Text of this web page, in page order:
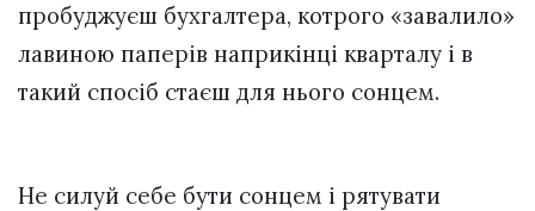
пробуджуєш бухгалтера, котрого «завалило»
лавиною паперів наприкінці кварталу і в
такий спосіб стаєш для нього сонцем.
Не силуй себе бути сонцем і рятувати